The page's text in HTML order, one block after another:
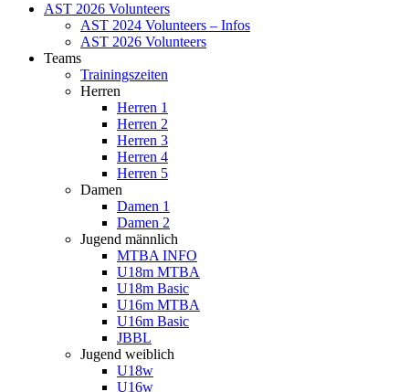
AST 2026 Volunteers
AST 2024 Volunteers – Infos
AST 2026 Volunteers
Teams
Trainingszeiten
Herren
Herren 1
Herren 2
Herren 3
Herren 4
Herren 5
Damen
Damen 1
Damen 2
Jugend männlich
MTBA INFO
U18m MTBA
U18m Basic
U16m MTBA
U16m Basic
JBBL
Jugend weiblich
U18w
U16w